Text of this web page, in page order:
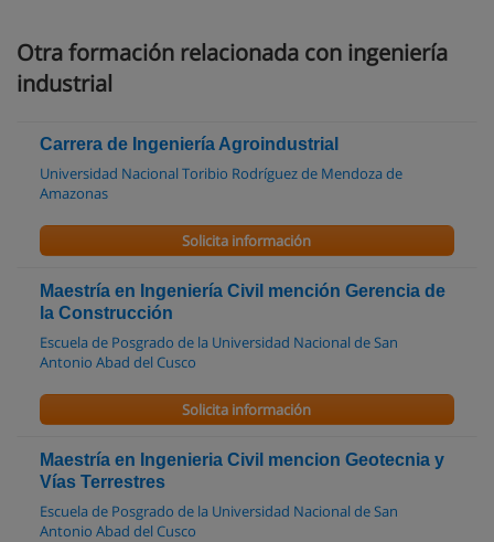
Otra formación relacionada con ingeniería
industrial
Carrera de Ingeniería Agroindustrial
Universidad Nacional Toribio Rodríguez de Mendoza de
Amazonas
Solicita información
Maestría en Ingeniería Civil mención Gerencia de
la Construcción
Escuela de Posgrado de la Universidad Nacional de San
Antonio Abad del Cusco
Solicita información
Maestría en Ingenieria Civil mencion Geotecnia y
Vías Terrestres
Escuela de Posgrado de la Universidad Nacional de San
Antonio Abad del Cusco